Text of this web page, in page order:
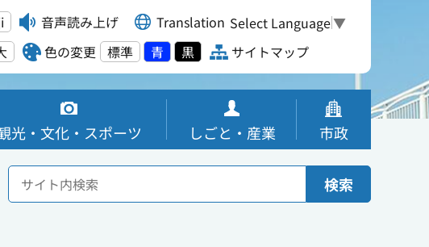
音声読み上げ Translation Select Language▼
色の変更 標準 青 黒 サイトマップ
光・文化・スポーツ しごと・産業 市政
検索